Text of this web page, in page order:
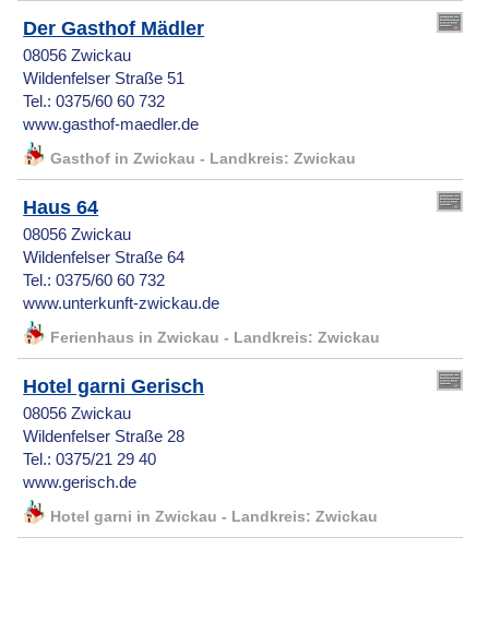
Der Gasthof Mädler
08056 Zwickau
Wildenfelser Straße 51
Tel.: 0375/60 60 732
www.gasthof-maedler.de
Gasthof in Zwickau - Landkreis: Zwickau
Haus 64
08056 Zwickau
Wildenfelser Straße 64
Tel.: 0375/60 60 732
www.unterkunft-zwickau.de
Ferienhaus in Zwickau - Landkreis: Zwickau
Hotel garni Gerisch
08056 Zwickau
Wildenfelser Straße 28
Tel.: 0375/21 29 40
www.gerisch.de
Hotel garni in Zwickau - Landkreis: Zwickau